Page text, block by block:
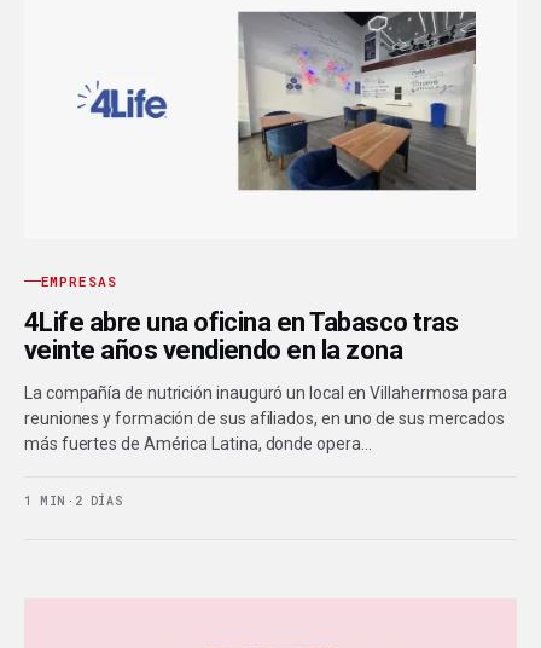
EMPRESAS
4Life abre una oficina en Tabasco tras
veinte años vendiendo en la zona
La compañía de nutrición inauguró un local en Villahermosa para
reuniones y formación de sus afiliados, en uno de sus mercados
más fuertes de América Latina, donde opera…
1 MIN · 2 DÍAS